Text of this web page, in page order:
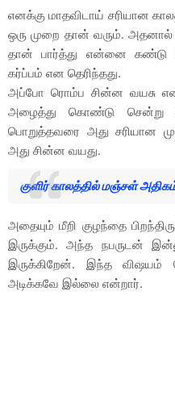
எனக்கு மாதவிடாய் சரியான
ஒரு முறை தான் வரும்.
தான் பார்த்து என்னை கண்டு
கர்ப்பம் என தெரிந்தது.
அப்போ ரொம்ப சின்ன வயசு
அழைத்து கொண்டு சென்று
பொறுத்தவரை அது சரியான
அது சின்ன வயது.
குளிர் காலத்தில் மஞ்சள்
அதையும் மீறி குழந்தை
இருக்கும். அந்த நபருடன்
இருக்கிறேன். இந்த
அடிக்கவே இல்லை என்றார்.